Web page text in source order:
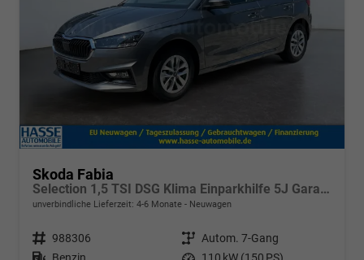
Skoda Fabia
Selection 1,5 TSI DSG Klima Einparkhilfe 5J Garantie LED Alu Felgen Apple Carplay Bluetooth
unverbindliche Lieferzeit: 4-6 Monate Neuwagen
Fahrzeugnr. 988306 Getriebe Autom. 7-Gang
Kraftstoff Benzin Leistung 110 kW (150 PS)